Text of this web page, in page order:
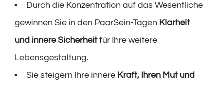
Durch die Konzentration auf das Wesentliche
gewinnen Sie in den PaarSein-Tagen Klarheit
und innere Sicherheitfür Ihre weitere
Lebensgestaltung.
Sie steigern Ihre innere Kraft, Ihren Mut und